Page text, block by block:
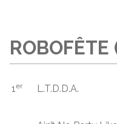
ROBOFÊTE
1er L.T.D.D.A.